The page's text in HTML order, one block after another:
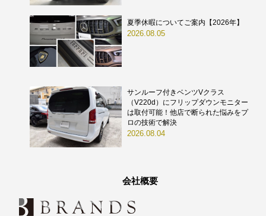
夏季休暇についてご案内【2026年】
2026.08.05
サンルーフ付きベンツVクラス
（V220d）にフリップダウンモニター
は取付可能！他店で断られた悩みをプ
ロの技術で解決
2026.08.04
会社概要